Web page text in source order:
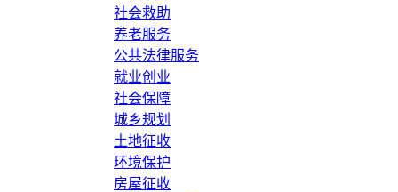
社会救助
养老服务
公共法律服务
就业创业
社会保障
城乡规划
土地征收
环境保护
房屋征收